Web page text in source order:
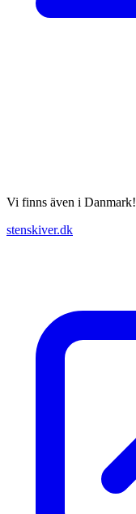
Vi finns även i Danmark!
stenskiver.dk